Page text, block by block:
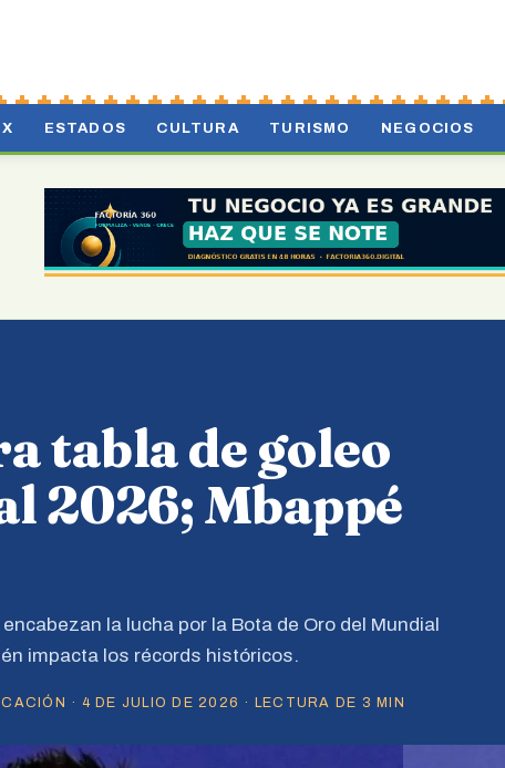
ESTADOS CULTURA TURISMO NEGOCIOS
tabla de goleo
2026; Mbappé
la lucha por la Bota de Oro del Mundial
impacta los récords históricos.
· 4 DE JULIO DE 2026 · LECTURA DE 3 MIN